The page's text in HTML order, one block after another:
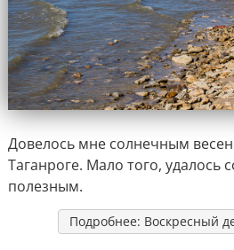
Довелось мне солнечным
Таганроге. Мало того, удалось
полезным.
Подробнее: Воскресный